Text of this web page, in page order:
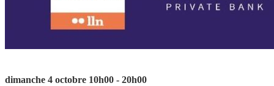
dimanche 4 octobre 10h00 - 20h00